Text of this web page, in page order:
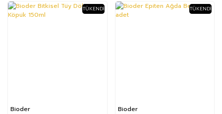
%3 TÜKENDI
Bioder
TÜKENDI
Bioder